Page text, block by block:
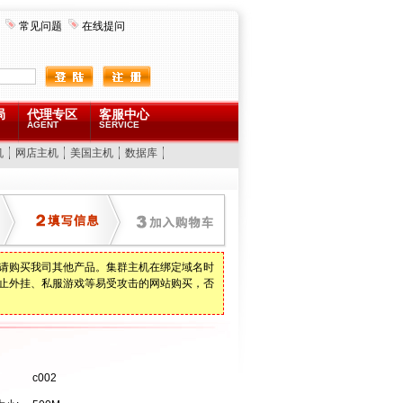
常见问题 在线提问
代理专区
AGENT
客服中心
SERVICE
网店主机 美国主机 数据库
购买我司其他产品。集群主机在绑定域名时
外挂、私服游戏等易受攻击的网站购买，否
c002